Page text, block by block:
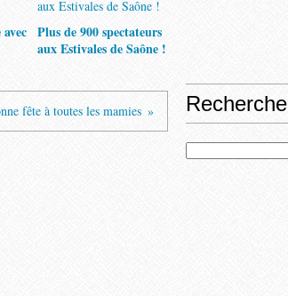
Plus de 900 spectateurs
aux Estivales de Saône !
fête à toutes les mamies Recherche